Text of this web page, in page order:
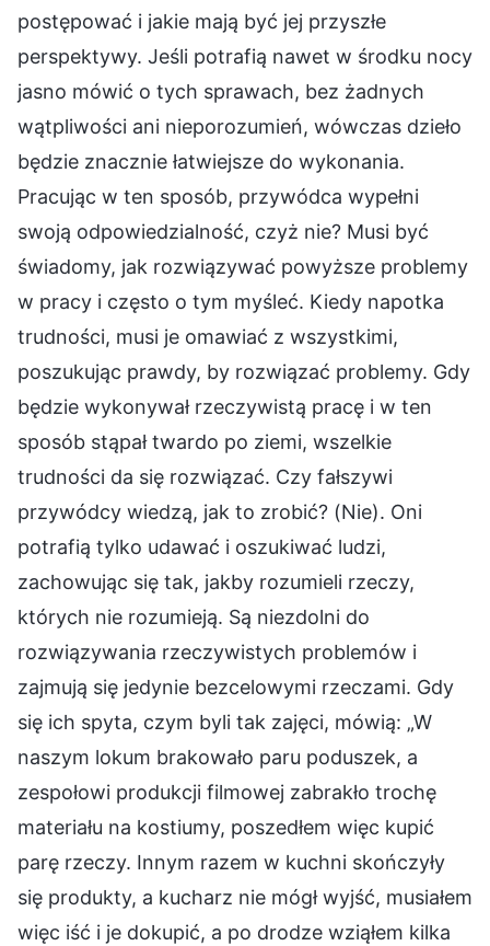
postępować i jakie mają być jej przyszłe
perspektywy. Jeśli potrafią nawet w środku nocy
jasno mówić o tych sprawach, bez żadnych
wątpliwości ani nieporozumień, wówczas dzieło
będzie znacznie łatwiejsze do wykonania.
Pracując w ten sposób, przywódca wypełni
swoją odpowiedzialność, czyż nie? Musi być
świadomy, jak rozwiązywać powyższe problemy
w pracy i często o tym myśleć. Kiedy napotka
trudności, musi je omawiać z wszystkimi,
poszukując prawdy, by rozwiązać problemy. Gdy
będzie wykonywał rzeczywistą pracę i w ten
sposób stąpał twardo po ziemi, wszelkie
trudności da się rozwiązać. Czy fałszywi
przywódcy wiedzą, jak to zrobić? (Nie). Oni
potrafią tylko udawać i oszukiwać ludzi,
zachowując się tak, jakby rozumieli rzeczy,
których nie rozumieją. Są niezdolni do
rozwiązywania rzeczywistych problemów i
zajmują się jedynie bezcelowymi rzeczami. Gdy
się ich spyta, czym byli tak zajęci, mówią: „W
naszym lokum brakowało paru poduszek, a
zespołowi produkcji filmowej zabrakło trochę
materiału na kostiumy, poszedłem więc kupić
parę rzeczy. Innym razem w kuchni skończyły
się produkty, a kucharz nie mógł wyjść, musiałem
więc iść i je dokupić, a po drodze wziąłem kilka